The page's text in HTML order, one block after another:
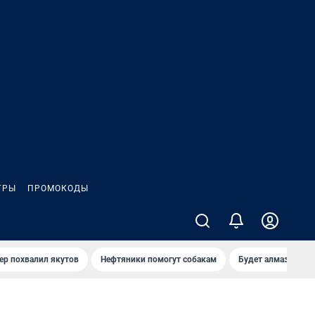
ПРОМОКОДЫ
похвалил якутов Нефтяники помогут собакам Будет алмазный